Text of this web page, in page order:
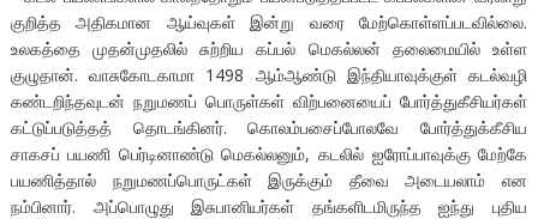
குறித்த அதிகமான ஆய்வுகள் இன்று வரை மேற்கொள்ளப்படவில்லை.
உலகத்தை முதன்முதலில் சுற்றிய கப்பல் மெகல்லன் தலைமையில் உள்ள
குழுதான். வாசுகோடகாமா 1498 ஆம்ஆண்டு இந்தியாவுக்குள் கடல்வழி
கண்டறிந்தவுடன் நறுமணப் பொருள்கள் விற்பனையைப் போர்த்துகீசியர்கள்
கட்டுப்படுத்தத் தொடங்கினர். கொலம்பசைப்போலவே போர்த்துக்கீசிய
சாகசப் பயணி பெர்டினாண்டு மெகல்லனும், கடலில் ஐரோப்பாவுக்கு மேற்கே
பயணித்தால் நறுமணப்பொருட்கள் இருக்கும் தீவை அடையலாம் என
நம்பினார். அப்பொழுது இசுபானியர்கள் தங்களிடமிருந்த ஐந்து புதிய